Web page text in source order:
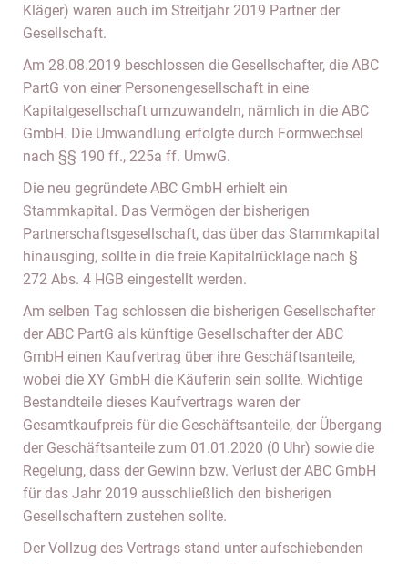
Kläger) waren auch im Streitjahr 2019 Partner der
Gesellschaft.
Am 28.08.2019 beschlossen die Gesellschafter, die ABC
PartG von einer Personengesellschaft in eine
Kapitalgesellschaft umzuwandeln, nämlich in die ABC
GmbH. Die Umwandlung erfolgte durch Formwechsel
nach §§ 190 ff., 225a ff. UmwG.
Die neu gegründete ABC GmbH erhielt ein
Stammkapital. Das Vermögen der bisherigen
Partnerschaftsgesellschaft, das über das Stammkapital
hinausging, sollte in die freie Kapitalrücklage nach §
272 Abs. 4 HGB eingestellt werden.
Am selben Tag schlossen die bisherigen Gesellschafter
der ABC PartG als künftige Gesellschafter der ABC
GmbH einen Kaufvertrag über ihre Geschäftsanteile,
wobei die XY GmbH die Käuferin sein sollte. Wichtige
Bestandteile dieses Kaufvertrags waren der
Gesamtkaufpreis für die Geschäftsanteile, der Übergang
der Geschäftsanteile zum 01.01.2020 (0 Uhr) sowie die
Regelung, dass der Gewinn bzw. Verlust der ABC GmbH
für das Jahr 2019 ausschließlich den bisherigen
Gesellschaftern zustehen sollte.
Der Vollzug des Vertrags stand unter aufschiebenden